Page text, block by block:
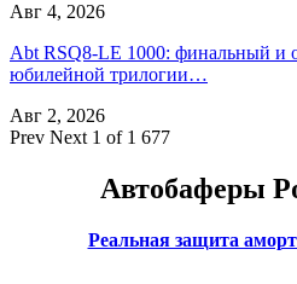
Авг 4, 2026
Abt RSQ8-LE 1000: финальный и
юбилейной трилогии…
Авг 2, 2026
Prev Next 1 of 1 677
Автобаферы
Реальная защита